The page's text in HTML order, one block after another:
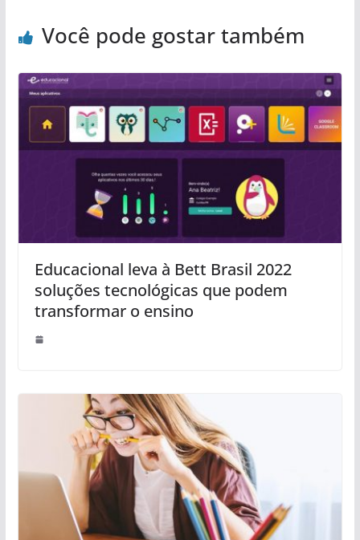
Você pode gostar também
Educacional leva à Bett Brasil 2022
soluções tecnológicas que podem
transformar o ensino